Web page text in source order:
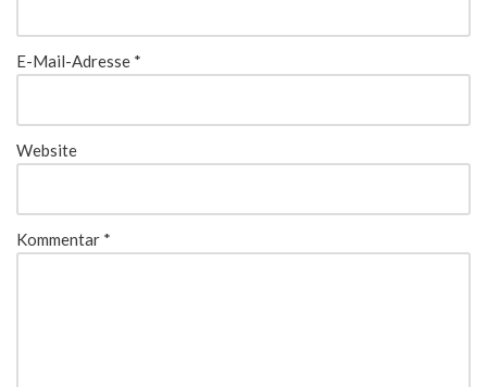
E-Mail-Adresse *
Website
Kommentar *